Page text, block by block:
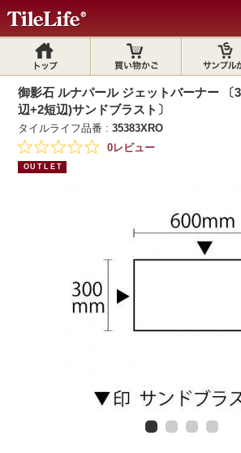
御影石 ルナパール ジェットバーナー 〔
辺+2短辺)サンドブラスト〕
タイルライフ品番 :35383XRO
0レビュー
OUTLET